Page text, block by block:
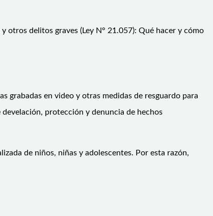
otros delitos graves (Ley N° 21.057): Qué hacer y cómo
grabadas en video y otras medidas de resguardo para
protección y denuncia de hechos
de niños, niñas y adolescentes. Por esta razón,